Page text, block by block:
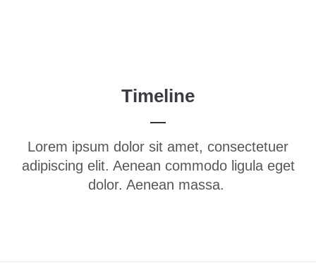
Timeline
Lorem ipsum dolor sit amet, consectetuer
adipiscing elit. Aenean commodo ligula eget
dolor. Aenean massa.